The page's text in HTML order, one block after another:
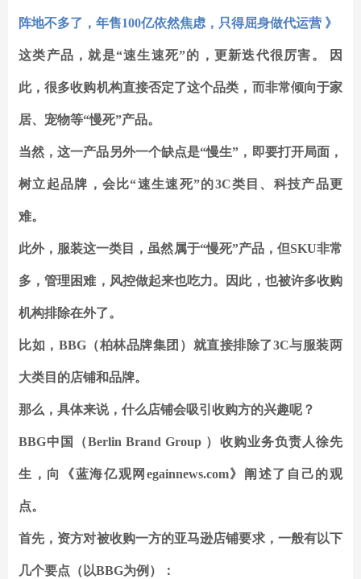
阵地不多了，年售100亿依然焦虑，只得屈身做代运营 》
这类产品，就是“速生速死”的，更新迭代很厉害。 因
此，很多收购机构直接否定了这个品类，而非常倾向于家
居、宠物等“慢死”产品。
当然，这一产品另外一个缺点是“慢生”，即要打开局面，
树立起品牌，会比“速生速死”的3C类目、科技产品更
难。
此外，服装这一类目，虽然属于“慢死”产品，但SKU非常
多，管理困难，风控做起来也吃力。因此，也被许多收购
机构排除在外了。
比如，BBG（柏林品牌集团）就直接排除了3C与服装两
大类目的店铺和品牌。
那么，具体来说，什么店铺会吸引收购方的兴趣呢？
BBG中国（Berlin Brand Group ）收购业务负责人徐先
生，向《蓝海亿观网egainnews.com》阐述了自己的观
点。
首先，资方对被收购一方的亚马逊店铺要求，一般有以下
几个要点（以BBG为例）：